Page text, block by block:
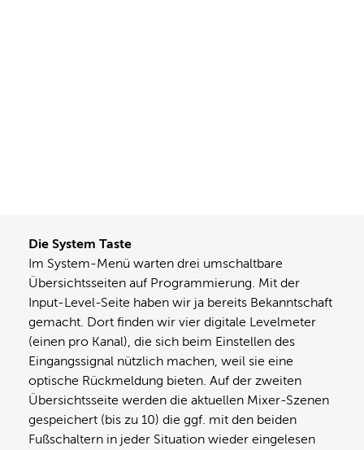
Die System Taste
Im System-Menü warten drei umschaltbare
Übersichtsseiten auf Programmierung. Mit der
Input-Level-Seite haben wir ja bereits Bekanntschaft
gemacht. Dort finden wir vier digitale Levelmeter
(einen pro Kanal), die sich beim Einstellen des
Eingangssignal nützlich machen, weil sie eine
optische Rückmeldung bieten. Auf der zweiten
Übersichtsseite werden die aktuellen Mixer-Szenen
gespeichert (bis zu 10) die ggf. mit den beiden
Fußschaltern in jeder Situation wieder eingelesen